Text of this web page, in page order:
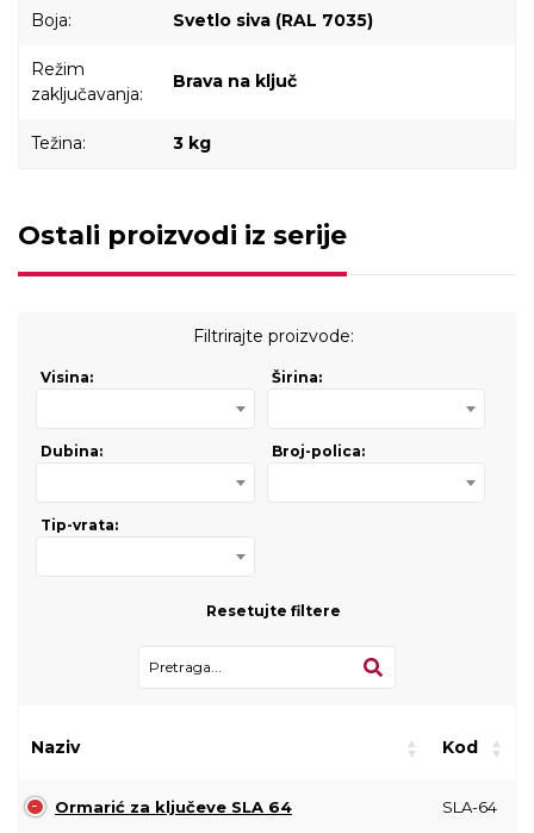
Boja: Svetlo siva (RAL 7035)
Režim
zaključavanja:
Brava na ključ
Težina: 3 kg
Ostali proizvodi iz serije
Filtrirajte proizvode:
Visina: Širina:
Dubina: Broj-polica:
Tip-vrata:
Resetujte filtere
Naziv Kod
Ormarić za ključeve SLA 64 SLA-64